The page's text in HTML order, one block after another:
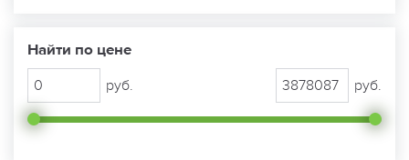
Найти по цене
руб. руб.